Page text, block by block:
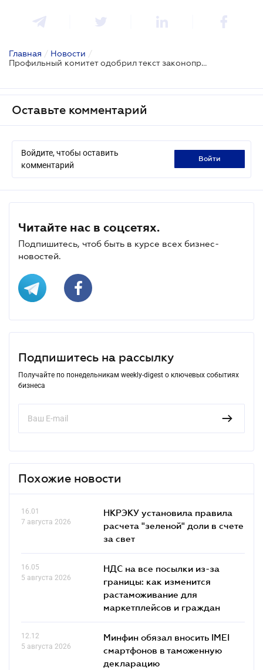
Главная / Новости /
Профильный комитет одобрил текст законопроекта о создании таможенного «единого окна»
Оставьте комментарий
Войдите, чтобы оставить
комментарий
войти
Читайте нас в соцсетях.
Подпишитесь, чтоб быть в курсе всех бизнес-
новостей.
Подпишитесь на рассылку
Получайте по понедельникам weekly-digest о ключевых событиях
бизнеса
Похожие новости
16.01
7 августа 2026
НКРЭКУ установила правила
расчета "зеленой" доли в счете
за свет
16.05
5 августа 2026
НДС на все посылки из-за
границы: как изменится
растаможивание для
маркетплейсов и граждан
12.12
5 августа 2026
Минфин обязал вносить IMEI
смартфонов в таможенную
декларацию